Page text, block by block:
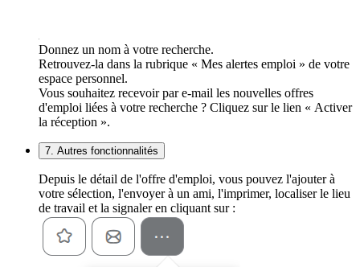
Donnez un nom à votre recherche.
Retrouvez-la dans la rubrique « Mes alertes emploi » de votre
espace personnel.
Vous souhaitez recevoir par e-mail les nouvelles offres
d'emploi liées à votre recherche ? Cliquez sur le lien « Activer
la réception ».
7. Autres fonctionnalités
Depuis le détail de l'offre d'emploi, vous pouvez l'ajouter à
votre sélection, l'envoyer à un ami, l'imprimer, localiser le lieu
de travail et la signaler en cliquant sur :